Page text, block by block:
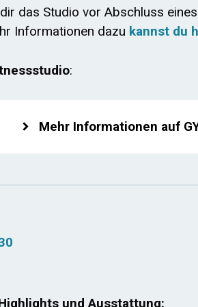
das Studio vor Abschluss
Informationen dazu kannst du
:
Mehr Informationen auf
und Ausstattung: